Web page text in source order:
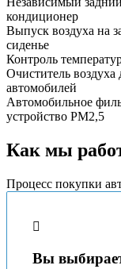
кондиционер
Выпуск воздуха на
сиденье
Контроль
Очиститель воздуха
автомобилей
Автомобильное
устройство PM2,5
Как мы
Процесс покупки
Вы